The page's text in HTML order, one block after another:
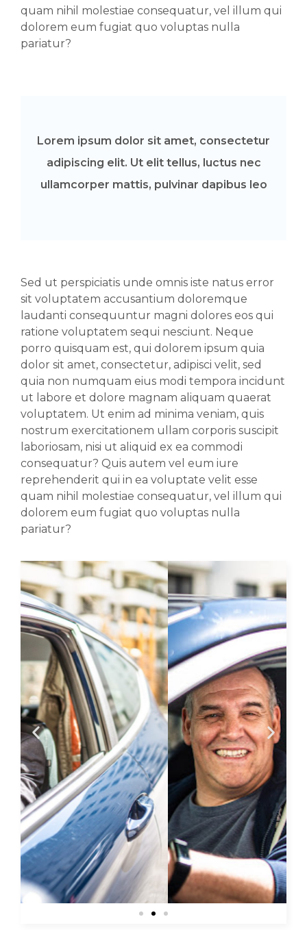
quam nihil molestiae consequatur, vel illum qui
dolorem eum fugiat quo voluptas nulla
pariatur?
Lorem ipsum dolor sit amet, consectetur
adipiscing elit. Ut elit tellus, luctus nec
ullamcorper mattis, pulvinar dapibus leo
Sed ut perspiciatis unde omnis iste natus error
sit voluptatem accusantium doloremque
laudanti consequuntur magni dolores eos qui
ratione voluptatem sequi nesciunt. Neque
porro quisquam est, qui dolorem ipsum quia
dolor sit amet, consectetur, adipisci velit, sed
quia non numquam eius modi tempora incidunt
ut labore et dolore magnam aliquam quaerat
voluptatem. Ut enim ad minima veniam, quis
nostrum exercitationem ullam corporis suscipit
laboriosam, nisi ut aliquid ex ea commodi
consequatur? Quis autem vel eum iure
reprehenderit qui in ea voluptate velit esse
quam nihil molestiae consequatur, vel illum qui
dolorem eum fugiat quo voluptas nulla
pariatur?